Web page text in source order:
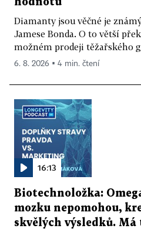
hodnotu
Diamanty jsou věčné je
Jamese Bonda. O to větší
možném prodeji těžařského
6. 8. 2026 ▪ 4 min. čtení
16:13
Biotechnoložka:
mozku nepomohou,
skvělých výsledků. Má